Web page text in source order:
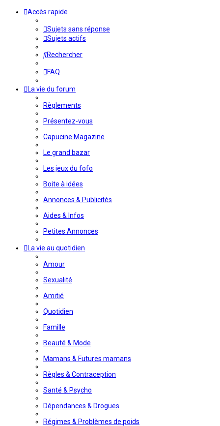
Accès rapide
Sujets sans réponse
Sujets actifs
Rechercher
FAQ
La vie du forum
Règlements
Présentez-vous
Capucine Magazine
Le grand bazar
Les jeux du fofo
Boite à idées
Annonces & Publicités
Aides & Infos
Petites Annonces
La vie au quotidien
Amour
Sexualité
Amitié
Quotidien
Famille
Beauté & Mode
Mamans & Futures mamans
Règles & Contraception
Santé & Psycho
Dépendances & Drogues
Régimes & Problèmes de poids